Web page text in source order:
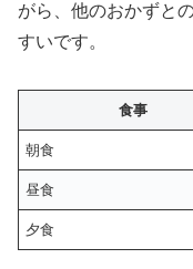
がら、他のおかずと
すいです。
食事
朝食
昼食
夕食